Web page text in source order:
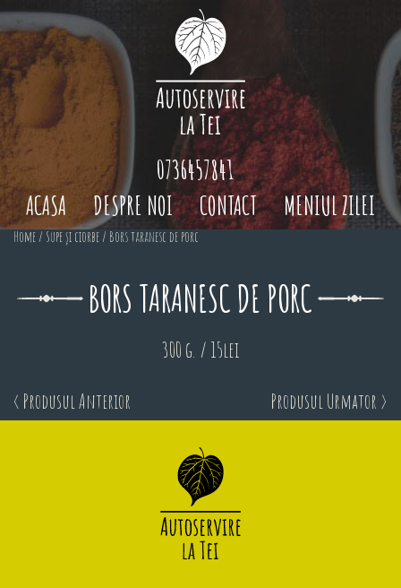
ACASA DESPRE NOI CONTACT MENIUL ZILEI
0736457841
Home / Supe și ciorbe / Bors taranesc de porc
BORS TARANESC DE PORC
300 g. / 15lei
< Produsul Anterior Produsul Urmator >